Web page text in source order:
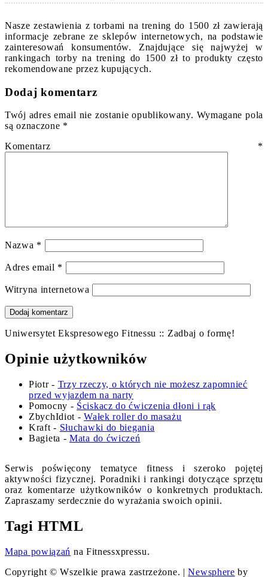
Nasze zestawienia z torbami na trening do 1500 zł zawierają
informacje zebrane ze sklepów internetowych, na podstawie
zainteresowań konsumentów. Znajdujące się najwyżej w
rankingach torby na trening do 1500 zł to produkty często
rekomendowane przez kupujących.
Dodaj komentarz
Twój adres email nie zostanie opublikowany. Wymagane pola
są oznaczone *
Komentarz *
Nazwa *
Adres email *
Witryna internetowa
Uniwersytet Ekspresowego Fitnessu :: Zadbaj o formę!
Opinie użytkowników
Piotr- Trzy rzeczy, o których nie możesz zapomnieć
przed wyjazdem na narty
Pomocny - Ściskacz do ćwiczenia dłoni i rąk
ZbychIdiot -Wałek roller do masażu
Kraft - Słuchawki do biegania
Bagieta -Mata do ćwiczeń
Serwis poświęcony tematyce fitness i szeroko pojętej
aktywności fizycznej. Poradniki i rankingi dotyczące sprzętu
oraz komentarze użytkowników o konkretnych produktach.
Zapraszamy serdecznie do wyrażania swoich opinii.
Tagi HTML
Mapa powiązań na Fitnessxpressu.
Copyright © Wszelkie prawa zastrzeżone. |Newsphere by